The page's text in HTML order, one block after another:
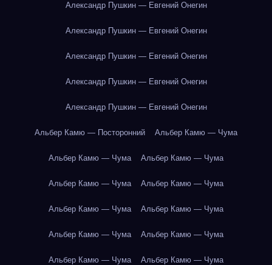
Александр Пушкин — Евгений Онегин
Александр Пушкин — Евгений Онегин
Александр Пушкин — Евгений Онегин
Александр Пушкин — Евгений Онегин
Александр Пушкин — Евгений Онегин
Альбер Камю — Посторонний Альбер Камю — Чума
Альбер Камю — Чума Альбер Камю — Чума
Альбер Камю — Чума Альбер Камю — Чума
Альбер Камю — Чума Альбер Камю — Чума
Альбер Камю — Чума Альбер Камю — Чума
Альбер Камю — Чума Альбер Камю — Чума